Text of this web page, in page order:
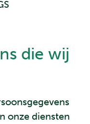
die wij
onze diensten